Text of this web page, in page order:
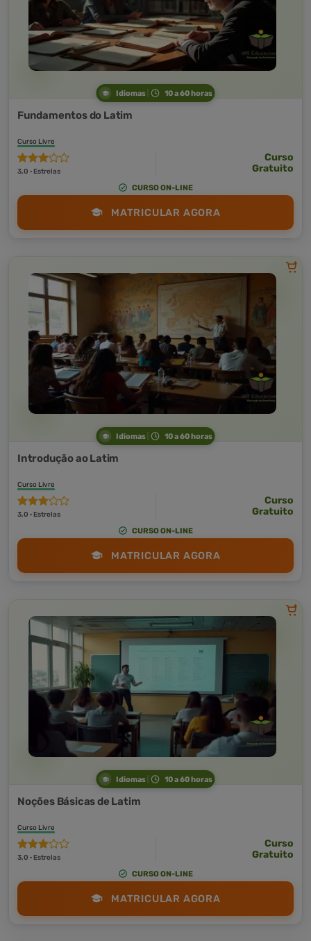
Idiomas 10 a 60 horas
Fundamentos do Latim
Curso Livre
3,0 · Estrelas
Curso
Gratuito
CURSO ON-LINE
MATRICULAR AGORA
Idiomas 10 a 60 horas
Introdução ao Latim
Curso Livre
3,0 · Estrelas
Curso
Gratuito
CURSO ON-LINE
MATRICULAR AGORA
Idiomas 10 a 60 horas
Noções Básicas de Latim
Curso Livre
3,0 · Estrelas
Curso
Gratuito
CURSO ON-LINE
MATRICULAR AGORA